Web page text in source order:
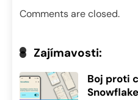
Comments are closed.
Zajímavosti:
Boj proti